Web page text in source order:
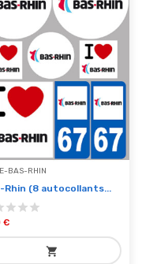
BAS-RHIN
Rhin (8 autocollants...
€
shopping_cart